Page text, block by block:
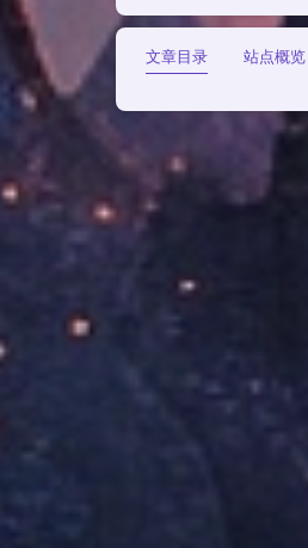
文章目录 站点概览